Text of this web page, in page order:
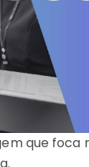
que foca